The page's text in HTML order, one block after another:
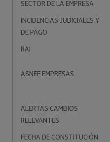
SECTOR DE LA EMPRESA
INCIDENCIAS JUDICIALES Y
DE PAGO
RAI
ASNEF EMPRESAS
ALERTAS CAMBIOS
RELEVANTES
FECHA DE CONSTITUCIÓN